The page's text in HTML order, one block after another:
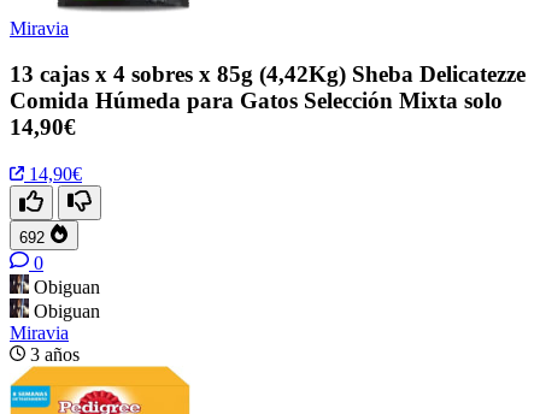
Miravia
13 cajas x 4 sobres x 85g (4,42Kg) Sheba Delicatezze
Comida Húmeda para Gatos Selección Mixta solo
14,90€
14,90€
692
0
Obiguan
Obiguan
Miravia
3 años